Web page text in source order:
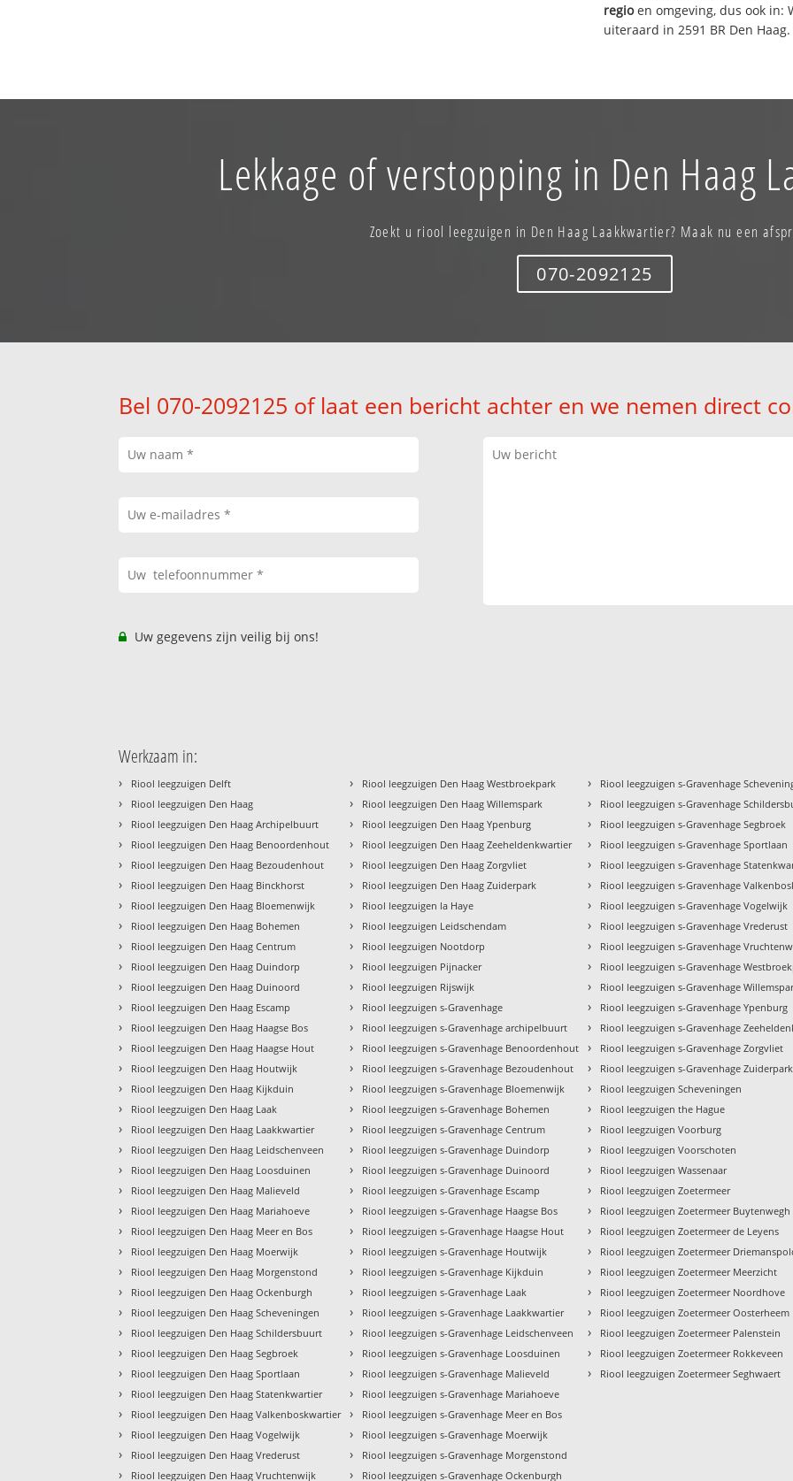
regioen omgeving, dus ook in:
uiteraard in 2591 BR Den Haag.
Lekkage of verstopping in Den Haag
Zoekt u riool leegzuigen in Den Haag Laakkwartier? Maak nu een
070-2092125
Bel 070-2092125 of laat een bericht achter en we nemen direct
Uw gegevens zijn veilig bij ons!
Werkzaam in:
› Riool leegzuigen Delft
› Riool leegzuigen Den Haag
› Riool leegzuigen Den Haag Archipelbuurt
› Riool leegzuigen Den Haag Benoordenhout
› Riool leegzuigen Den Haag Bezoudenhout
› Riool leegzuigen Den Haag Binckhorst
› Riool leegzuigen Den Haag Bloemenwijk
› Riool leegzuigen Den Haag Bohemen
› Riool leegzuigen Den Haag Centrum
› Riool leegzuigen Den Haag Duindorp
› Riool leegzuigen Den Haag Duinoord
› Riool leegzuigen Den Haag Escamp
› Riool leegzuigen Den Haag Haagse Bos
› Riool leegzuigen Den Haag Haagse Hout
› Riool leegzuigen Den Haag Houtwijk
› Riool leegzuigen Den Haag Kijkduin
› Riool leegzuigen Den Haag Laak
› Riool leegzuigen Den Haag Laakkwartier
› Riool leegzuigen Den Haag Leidschenveen
› Riool leegzuigen Den Haag Loosduinen
› Riool leegzuigen Den Haag Malieveld
› Riool leegzuigen Den Haag Mariahoeve
› Riool leegzuigen Den Haag Meer en Bos
› Riool leegzuigen Den Haag Moerwijk
› Riool leegzuigen Den Haag Morgenstond
› Riool leegzuigen Den Haag Ockenburgh
› Riool leegzuigen Den Haag Scheveningen
› Riool leegzuigen Den Haag Schildersbuurt
› Riool leegzuigen Den Haag Segbroek
› Riool leegzuigen Den Haag Sportlaan
› Riool leegzuigen Den Haag Statenkwartier
› Riool leegzuigen Den Haag Valkenboskwartier
› Riool leegzuigen Den Haag Vogelwijk
› Riool leegzuigen Den Haag Vrederust
› Riool leegzuigen Den Haag Vruchtenwijk
› Riool leegzuigen Den Haag Westbroekpark
› Riool leegzuigen Den Haag Willemspark
› Riool leegzuigen Den Haag Ypenburg
› Riool leegzuigen Den Haag Zeeheldenkwartier
› Riool leegzuigen Den Haag Zorgvliet
› Riool leegzuigen Den Haag Zuiderpark
› Riool leegzuigen la Haye
› Riool leegzuigen Leidschendam
› Riool leegzuigen Nootdorp
› Riool leegzuigen Pijnacker
› Riool leegzuigen Rijswijk
› Riool leegzuigen s-Gravenhage
› Riool leegzuigen s-Gravenhage archipelbuurt
› Riool leegzuigen s-Gravenhage Benoordenhout
› Riool leegzuigen s-Gravenhage Bezoudenhout
› Riool leegzuigen s-Gravenhage Bloemenwijk
› Riool leegzuigen s-Gravenhage Bohemen
› Riool leegzuigen s-Gravenhage Centrum
› Riool leegzuigen s-Gravenhage Duindorp
› Riool leegzuigen s-Gravenhage Duinoord
› Riool leegzuigen s-Gravenhage Escamp
› Riool leegzuigen s-Gravenhage Haagse Bos
› Riool leegzuigen s-Gravenhage Haagse Hout
› Riool leegzuigen s-Gravenhage Houtwijk
› Riool leegzuigen s-Gravenhage Kijkduin
› Riool leegzuigen s-Gravenhage Laak
› Riool leegzuigen s-Gravenhage Laakkwartier
› Riool leegzuigen s-Gravenhage Leidschenveen
› Riool leegzuigen s-Gravenhage Loosduinen
› Riool leegzuigen s-Gravenhage Malieveld
› Riool leegzuigen s-Gravenhage Mariahoeve
› Riool leegzuigen s-Gravenhage Meer en Bos
› Riool leegzuigen s-Gravenhage Moerwijk
› Riool leegzuigen s-Gravenhage Morgenstond
› Riool leegzuigen s-Gravenhage Ockenburgh
› Riool leegzuigen s-Gravenhage
› Riool leegzuigen s-Gravenhage
› Riool leegzuigen s-Gravenhage Segbroek
› Riool leegzuigen s-Gravenhage Sportlaan
› Riool leegzuigen s-Gravenhage
› Riool leegzuigen s-Gravenhage
› Riool leegzuigen s-Gravenhage Vogelwijk
› Riool leegzuigen s-Gravenhage Vrederust
› Riool leegzuigen s-Gravenhage
› Riool leegzuigen s-Gravenhage
› Riool leegzuigen s-Gravenhage
› Riool leegzuigen s-Gravenhage Ypenburg
› Riool leegzuigen s-Gravenhage
› Riool leegzuigen s-Gravenhage Zorgvliet
› Riool leegzuigen s-Gravenhage Zuiderpark
› Riool leegzuigen Scheveningen
› Riool leegzuigen the Hague
› Riool leegzuigen Voorburg
› Riool leegzuigen Voorschoten
› Riool leegzuigen Wassenaar
› Riool leegzuigen Zoetermeer
› Riool leegzuigen Zoetermeer Buytenwegh
› Riool leegzuigen Zoetermeer de Leyens
› Riool leegzuigen Zoetermeer
› Riool leegzuigen Zoetermeer Meerzicht
› Riool leegzuigen Zoetermeer Noordhove
› Riool leegzuigen Zoetermeer Oosterheem
› Riool leegzuigen Zoetermeer Palenstein
› Riool leegzuigen Zoetermeer Rokkeveen
› Riool leegzuigen Zoetermeer Seghwaert